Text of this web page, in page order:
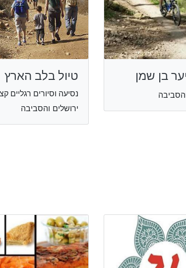
בן שמן טיול בלב הארץ
נסיעה וסיורים רגליים
ירושלים והסביבה